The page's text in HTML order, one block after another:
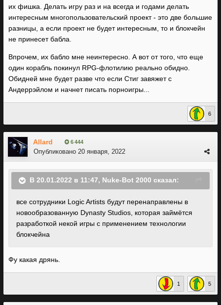
их фишка. Делать игру раз и на всегда и годами делать
интересным многопользовательский проект - это две большие
разницы, а если проект не будет интересным, то и блокчейн
не принесет бабла.
Впрочем, их бабло мне неинтересно. А вот от того, что еще
один корабль покинул RPG-флотилию реально обидно.
Обидней мне будет разве что если Стиг завяжет с
Андеррэйлом и начнет писать порноигры...
6
Allard 6 444
Опубликовано 20 января, 2022
В 20.01.2022 в 11:47, Nuke-Bot 2000 сказал:
все сотрудники Logic Artists будут перенаправлены в
новообразованную Dynasty Studios, которая займётся
разработкой некой игры с применением технологии
блокчейна
Фу какая дрянь.
1 5